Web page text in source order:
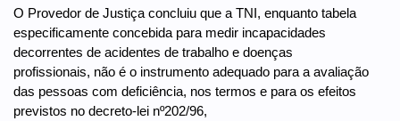
O Provedor de Justiça concluiu que a TNI, enquanto tabela
especificamente concebida para medir incapacidades
decorrentes de acidentes de trabalho e doenças
profissionais, não é o instrumento adequado para a avaliação
das pessoas com deficiência, nos termos e para os efeitos
previstos no decreto-lei nº202/96,